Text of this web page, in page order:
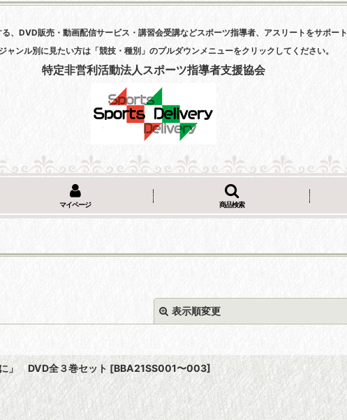
、DVD販売・動画配信サービス・講習会受講などスポーツ指導者、アスリートをサポー
ャンル別に見たい方は「競技・種別」のプルダウンメニューをクリックしてください。
特定非営利活動法人スポーツ指導者支援協会
マイページ 商品検索
表示順変更
」 DVD全３巻セット[BBA21SS001〜003]